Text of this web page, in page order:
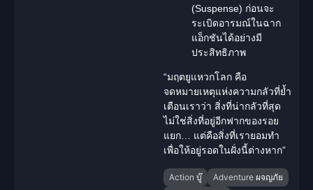
(Suspense) ก่อนจะ
ระเบิดอารมณ์ในฉาก
แอ็กชันได้อย่างมี
ประสิทธิภาพ
“มฤตยูแหวกโลก คือ
จดหมายเหตุแห่งความกลัวที่ย้ำ
เตือนเราว่า สิ่งที่น่ากลัวที่สุด
ไม่ใช่สิ่งที่อยู่อีกฟากของรอย
แยก… แต่คือสิ่งที่เรายอมทำ
เพื่อให้อยู่รอดในฝั่งนี้ต่างหาก”
Action บู๊
Adventure ผจญภัย